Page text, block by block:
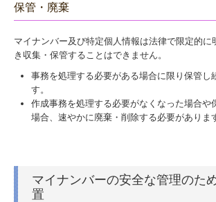
保管・廃棄
マイナンバー及び特定個人情報は法律で限定的に
き収集・保管することはできません。
事務を処理する必要がある場合に限り保管し
す。
作成事務を処理する必要がなくなった場合や
場合、速やかに廃棄・削除する必要がありま
マイナンバーの安全な管理のた
置